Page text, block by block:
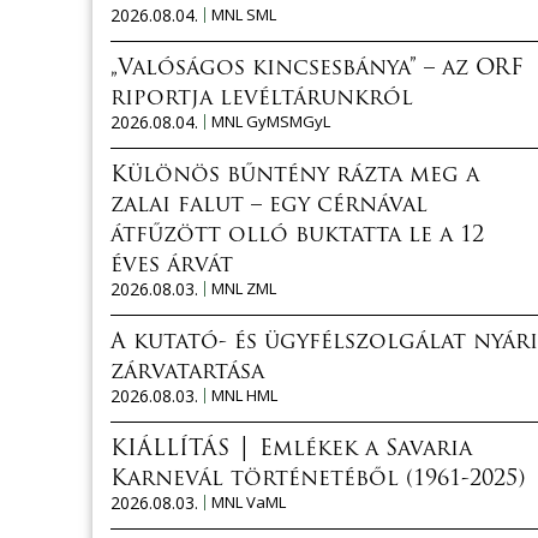
2026.08.04.
MNL SML
„Valóságos kincsesbánya” – az ORF
riportja levéltárunkról
2026.08.04.
MNL GyMSMGyL
Különös bűntény rázta meg a
zalai falut – egy cérnával
átfűzött olló buktatta le a 12
éves árvát
2026.08.03.
MNL ZML
A kutató- és ügyfélszolgálat nyári
zárvatartása
2026.08.03.
MNL HML
KIÁLLÍTÁS │ Emlékek a Savaria
Karnevál történetéből (1961-2025)
2026.08.03.
MNL VaML